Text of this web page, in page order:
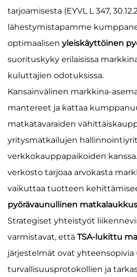
tarjoamisesta (EYVL L 347,
lähestymistapamme
optimaalisen yleiskäyttöinen
suorituskyky erilaisissa
kuluttajien odotuksissa.
Kansainvälinen markkina-
mantereet ja kattaa
matkatavaraiden
yritysmatkailujen
verkkokauppapaikoiden kanssa.
verkosto tarjoaa arvokasta
vaikuttaa tuotteen
pyörävaunullinen
Strategiset yhteistyöt
varmistavat, että TSA-lukittu
järjestelmät ovat yhteensopivia
turvallisuusprotokollien ja